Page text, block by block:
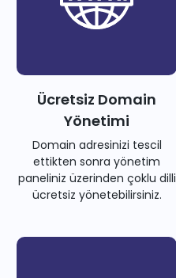
Ücretsiz Domain
Yönetimi
Domain adresinizi tescil
ettikten sonra yönetim
paneliniz üzerinden çoklu dilli
ücretsiz yönetebilirsiniz.